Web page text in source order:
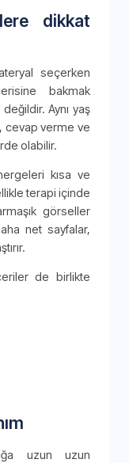
dikkat
seçerken
bakmak
Aynı yaş
cevap verme ve
olabilir.
kısa ve
terapi içinde
görseller
net sayfalar,
de birlikte
uzun uzun